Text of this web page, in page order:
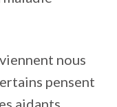
nous
pensent
aidants,